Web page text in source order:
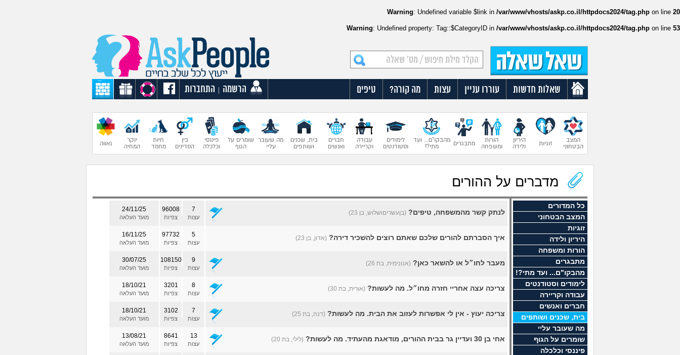
Warning: Undefined variable $link in /var/www/vhosts/askp.co.il/httpdocs2024/tag.php on line 20
Warning: Undefined property: Tag::$CategoryID in /var/www/vhosts/askp.co.il/httpdocs2024/tag.php on line 53
שאלות חדשות עוררו עניין עצות מה קורה? טיפים הרשמה התחברות
המצב
הבטחוני
זוגיות
היריון
ולידה
הורות
ומשפחה
מתבגרים
מהבקו"ם... ועד
מתי?!
לימודים
וסטודנטים
עבודה
וקריירה
חברים
ואנשים
בית, שכנים
ושותפים
מה שעובר
עליי
שומרים על
הגוף
פיננסי
וכלכלה
בין
הסדינים
חיות
מחמד
יוקר
המחיה
גאווה
מדברים על ההורים
כל המדורים
המצב הבטחוני
זוגיות
היריון ולידה
הורות ומשפחה
מתבגרים
מהבקו"ם... ועד מתי?!
לימודים וסטודנטים
עבודה וקריירה
חברים ואנשים
בית, שכנים ושותפים
מה שעובר עליי
שומרים על הגוף
פיננסי וכלכלה
לנתק קשר מהמשפחה, טיפים? (בןעשריםושלוש, בן 23) 24/11/25
מועד העלאה
96008
צפיות
7
עצות
איך הסברתם להורים שלכם שאתם רוצים להשכיר דירה? (אדון, בן 23) 16/11/25
מועד העלאה
97732
צפיות
5
עצות
מעבר לחו״ל או להשאר כאן? (אנונימית, בת 26) 30/07/25
מועד העלאה
108150
צפיות
9
עצות
צריכה עצה אחריי חזרה מחו״ל. מה לעשות? (אורית, בת 30) 18/10/21
מועד העלאה
3201
צפיות
8
עצות
צריכה יעוץ - אין לי אפשרות לעזוב את הבית. מה לעשות? (דנה, בת 25) 18/10/21
מועד העלאה
3102
צפיות
7
עצות
אחי בן 30 ועדיין גר בבית ההורים, מודאגת מהעתיד. מה לעשות? (לילי, בת 20) 13/08/21
מועד העלאה
8641
צפיות
13
עצות